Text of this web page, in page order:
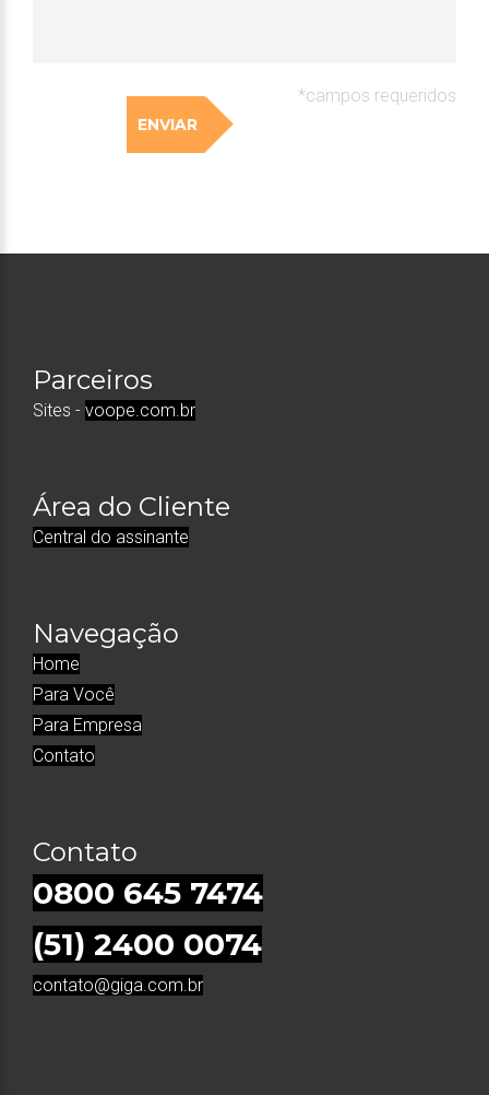
ENVIAR
*campos requeridos
Parceiros
Sites - voope.com.br
Área do Cliente
Central do assinante
Navegação
Home
Para Você
Para Empresa
Contato
Contato
0800 645 7474
(51) 2400 0074
contato@giga.com.br